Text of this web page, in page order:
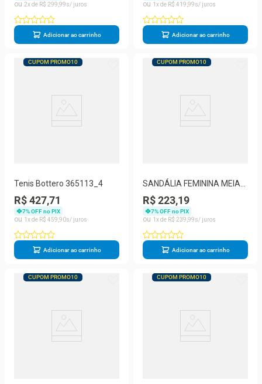
2
R$ 299 99
Adicionar ao carrinho
1
R$ 419 99
Adicionar ao carrinho
CUPOM PROMO10
Tenis Bottero 365113_4
R$ 427,71
7% OFF no PIX
1
R$ 459 90
Adicionar ao carrinho
CUPOM PROMO10
SANDÁLIA FEMININA MEIA
PATA BOTTERO 370508
R$ 223,19
7% OFF no PIX
1
R$ 239 99
Adicionar ao carrinho
CUPOM PROMO10 CUPOM PROMO10